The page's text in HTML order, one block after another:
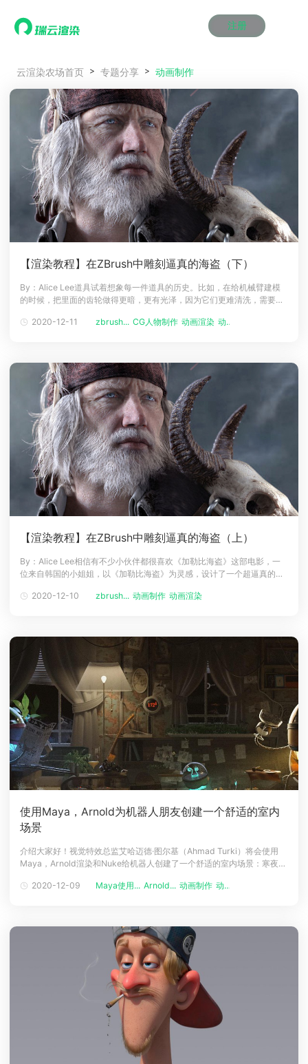
注册
产品服务
效果图渲染
云制作
云渲染管理系统
瑞兔百宝箱
AI视频插帧
效果图渲染
云制作
云渲染管理系统
瑞兔百宝箱
AI视频插帧
效果图渲染
云制作
云渲染管理系统
瑞兔百宝箱
AI视频插帧
效果图渲染
云制作
云渲染管理系统
瑞兔百宝箱
AI视频插帧
效果图渲染
云制作
云渲染管理系统
瑞兔百宝箱
AI视频插帧
效果图渲染
云制作
云渲染管理系统
瑞兔百宝箱
AI视频插帧
解决方案
Maya云渲染方案
3ds Max云渲染方案
Cinema 4D云渲染方案
Blender 云渲染方案
Maya AI渲染方案
Maya云渲染方案
3ds Max云渲染方案
Cinema 4D云渲染方案
Blender 云渲染方案
Maya AI渲染方案
Maya云渲染方案
3ds Max云渲染方案
Cinema 4D云渲染方案
Blender 云渲染方案
Maya AI渲染方案
Maya云渲染方案
3ds Max云渲染方案
Cinema 4D云渲染方案
Blender 云渲染方案
Maya AI渲染方案
Maya云渲染方案
3ds Max云渲染方案
Cinema 4D云渲染方案
Blender 云渲染方案
Maya AI渲染方案
Maya云渲染方案
3ds Max云渲染方案
Cinema 4D云渲染方案
Blender 云渲染方案
Maya AI渲染方案
价格
动画价格
效果图价格
云制作价格
动画价格
效果图价格
云制作价格
动画价格
效果图价格
云制作价格
动画价格
效果图价格
云制作价格
动画价格
效果图价格
云制作价格
动画价格
效果图价格
云制作价格
案例
资讯&赛事
新闻资讯
渲染百科
渲染大赛
泛CG交流会
新闻资讯
渲染百科
渲染大赛
泛CG交流会
新闻资讯
渲染百科
渲染大赛
泛CG交流会
新闻资讯
渲染百科
渲染大赛
泛CG交流会
新闻资讯
渲染百科
渲染大赛
泛CG交流会
新闻资讯
渲染百科
渲染大赛
泛CG交流会
特惠专区
教育优惠
教育优惠
教育优惠
教育优惠
教育优惠
教育优惠
关于我们
下载
登录
云渲染农场首页 专题分享 动画制作
【渲染教程】在ZBrush中雕刻逼真的海盗（下）
By：Alice Lee道具试着想象每一件道具的历史。比如，在给机械臂建模
的时候，把里面的齿轮做得更暗，更有光泽，因为它们更难清洗，需要一
都会刮到地板。至于衣服，Lee使用ZBrush的Alpha设计了接缝，在
2020-12-11 zbrush... CG人物制作 动画渲染 动画制作
【渲染教程】在ZBrush中雕刻逼真的海盗（上）
By：Alice Lee相信有不少小伙伴都很喜欢《加勒比海盗》这部电影，一
位来自韩国的小姐姐，以《加勒比海盗》为灵感，设计了一个超逼真的角
在韩国她主修雕塑。她决定学习数字建模，所以她在美国艺术大学学院学
2020-12-10 zbrush... 动画制作 动画渲染
使用Maya，Arnold为机器人朋友创建一个舒适的室内
场景
介绍大家好！视觉特效总监艾哈迈德·图尔基（Ahmad Turki）将会使用
Maya，Arnold渲染和Nuke给机器人创建了一个舒适的室内场景：寒夜。
们展示了使用自己的方式，给整个场景的制作灯光，纹理，渲染的全部过
2020-12-09 Maya使用... Arnold... 动画制作 动画渲染